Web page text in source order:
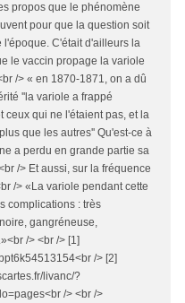
propos que le phénomène
pour que la question soit
C'était d'ailleurs la
le vaccin propage la variole
/> « en 1870-1871, on a dû
''la variole a frappé
ceux qui ne l'étaient pas, et la
que les autres'' Qu'est-ce à
a perdu en grande partie sa
/> Et aussi, sur la fréquence
/> «La variole pendant cette
complications : très
gangréneuse,
/> <br /> [1]
/> [2]
livanc/?
/> <br />